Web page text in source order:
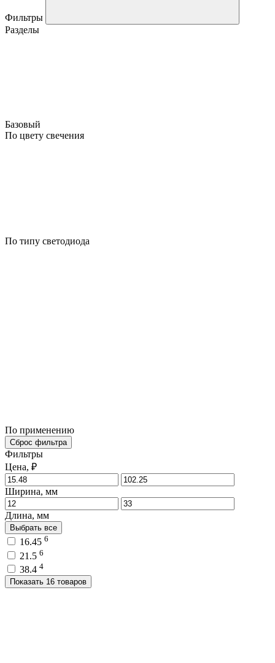
Фильтры
Разделы
Базовый
По цвету свечения
По типу светодиода
По применению
Сброс фильтра
Фильтры
Цена, ₽
Ширина, мм
Длина, мм
Выбрать все
16.45 6
21.5 6
38.4 4
Показать 16 товаров